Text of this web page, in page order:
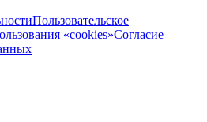
Пользовательское
«cookies»Согласие